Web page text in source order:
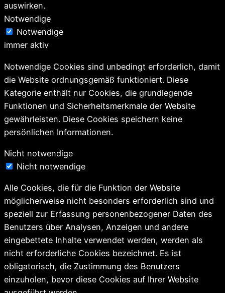
auswirken.
Notwendige
Notwendige
immer aktiv
Notwendige Cookies sind unbedingt erforderlich, damit
die Website ordnungsgemäß funktioniert. Diese
Kategorie enthält nur Cookies, die grundlegende
Funktionen und Sicherheitsmerkmale der Website
gewährleisten. Diese Cookies speichern keine
persönlichen Informationen.
Nicht notwendige
Nicht notwendige
Alle Cookies, die für die Funktion der Website
möglicherweise nicht besonders erforderlich sind und
speziell zur Erfassung personenbezogener Daten des
Benutzers über Analysen, Anzeigen und andere
eingebettete Inhalte verwendet werden, werden als
nicht erforderliche Cookies bezeichnet. Es ist
obligatorisch, die Zustimmung des Benutzers
einzuholen, bevor diese Cookies auf Ihrer Website